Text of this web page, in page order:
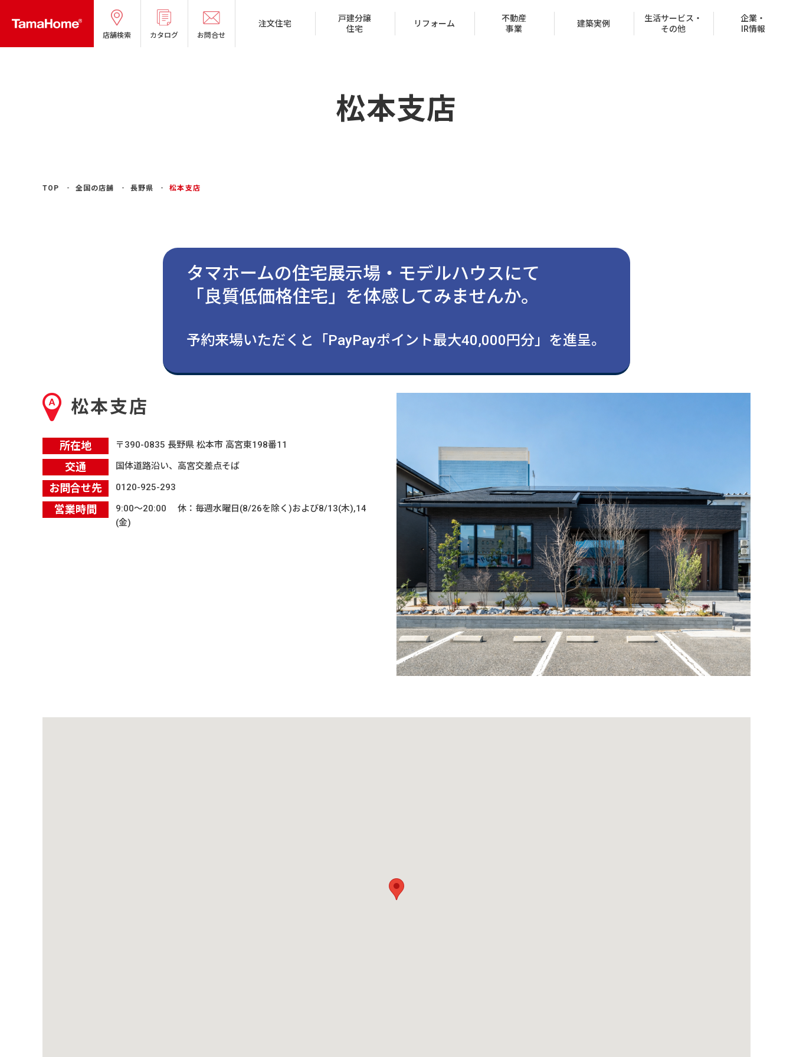
店舗検索 カタログ お問合せ
注文住宅
よくあるご質問
戸建分譲
住宅
リフォーム
不動産
事業
建築実例
生活サービス・
その他
企業・
IR情報
トップメッセージ
松本支店
TOP 全国の店舗 長野県 松本支店
タマホームの住宅展示場・モデルハウスにて
「良質低価格住宅」を体感してみませんか。
予約来場いただくと「PayPayポイント最大40,000円分」を進呈。
松本支店
所在地 〒390-0835 長野県 松本市 高宮東198番11
交通 国体道路沿い、高宮交差点そば
お問合せ先 0120-925-293
営業時間
9:00〜20:00 休：毎週水曜日(8/26を除く)および8/13(木),14
(金)